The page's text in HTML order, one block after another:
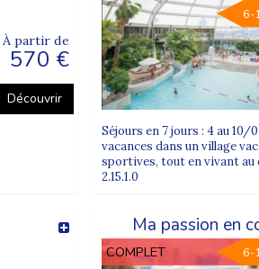
quand on habite
de s’évader, de changer
,vivre-ensemble, nouvelles
rassurante : l’enfant est
À partir de
570 €
Découvrir
6-
Séjours en 7 jours : 4 au 10/
vacances dans un village
sportives, tout en vivant au
2.15.1.0
Ma passion en
COMPLET 6-